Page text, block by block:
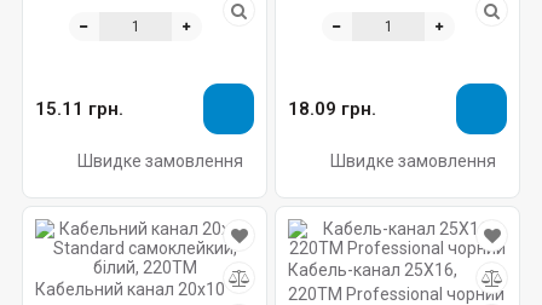
15.11 грн.
Швидке замовлення
18.09 грн.
Швидке замовлення
Кабельний канал 20х10
Кабель-канал 25X16,
220ТМ Professional чорний